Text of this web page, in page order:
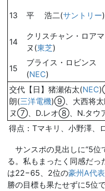
13 平 浩二(サントリー)
14
クリスチャン・ロアマ
ヌ(東芝)
15
ブライス・ロビンス
(NEC)
交代【日】猪瀬佑太(NEC
朗(三洋電機)⑨、大西将太
ヌ⑦、D.レオ⑧、N.タウ
得点：Tマキリ、小野澤、
サンスポの見出しに“5位
る。私もまったく同感だっ
は22−65、2位の豪州A代表
勝の目標も果たせずに5位